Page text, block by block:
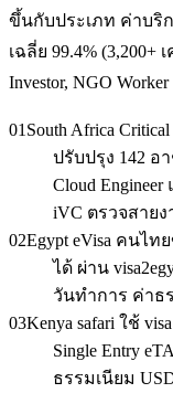
ขึ้นกับประเภท ค่าบริก
เฉลี่ย 99.4% (3,200+
Investor, NGO
01 South Africa
ปรับปรุง 142 อา
Cloud Engineer
iVC ตรวจสาย
02Egypt eVisa คนไท
ได้ ผ่าน
วันทำการ ค่าธ
03Kenya safari ใช้
Single Entry
ธรรมเนียม